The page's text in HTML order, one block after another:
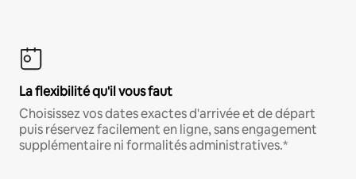
La flexibilité qu'il vous faut
Choisissez vos dates exactes d'arrivée et de départ
puis réservez facilement en ligne, sans engagement
supplémentaire ni formalités administratives.*